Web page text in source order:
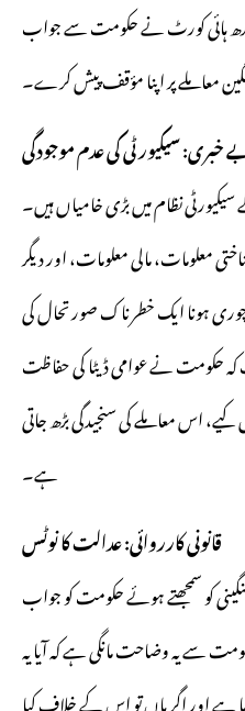
ہائی کورٹ نے حکومت سے جواب
معاملے پر اپنا مؤقف پیش کرے۔
سیکیورٹی کی عدم موجودگی
نظام میں بڑی خامیاں ہیں۔
معلومات، مالی معلومات، اور دیگر
ہونا ایک خطرناک صورتحال کی
حکومت نے عوامی ڈیٹا کی حفاظت
اس معاملے کی سنجیدگی بڑھ جاتی
ہے۔
قانونی کارروائی: عدالت کا نوٹس
کو سمجھتے ہوئے حکومت کو جواب
سے یہ وضاحت مانگی ہے کہ آیا یہ
ہے اور اگر ہاں تو اس کے خلاف کیا